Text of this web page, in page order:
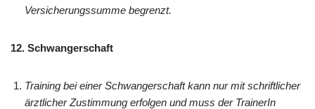
Versicherungssumme begrenzt.
12. Schwangerschaft
Training bei einer Schwangerschaft kann nur mit schriftlicher
ärztlicher Zustimmung erfolgen und muss der TrainerIn